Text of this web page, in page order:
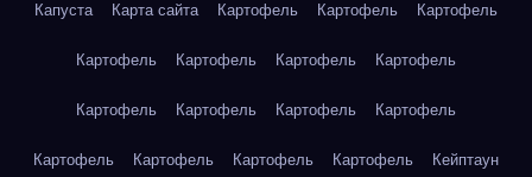
Капуста Карта сайта Картофель Картофель Картофель
Картофель Картофель Картофель Картофель
Картофель Картофель Картофель Картофель
Картофель Картофель Картофель Картофель Кейптаун